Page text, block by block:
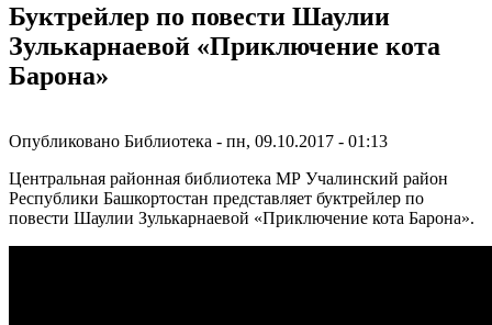
Буктрейлер по повести Шаулии
Зулькарнаевой «Приключение кота
Барона»
Опубликовано Библиотека - пн, 09.10.2017 - 01:13
Центральная районная библиотека МР Учалинский район
Республики Башкортостан представляет буктрейлер по
повести Шаулии Зулькарнаевой «Приключение кота Барона».